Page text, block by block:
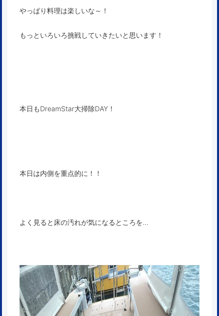
やっぱり料理は楽しいな～！
もっといろいろ挑戦していきたいと思います！
本日もDreamStar大掃除DAY！
本日は内側を重点的に！！
よく見ると床の汚れが気になるところを…